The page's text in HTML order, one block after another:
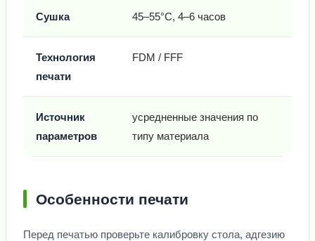
Сушка 45–55°C, 4–6 часов
Технология
печати
FDM / FFF
Источник
параметров
усредненные значения по
типу материала
Особенности печати
Перед печатью проверьте калибровку стола, адгезию